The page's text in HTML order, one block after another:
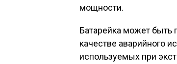
мощности.
Батарейка может быть
качестве аварийного
используемых при